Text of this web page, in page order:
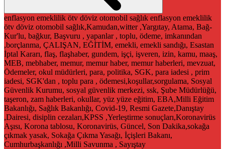
enflasyon emeklilik ötv döviz otomobil sağlık enflasyon emeklilik
ötv döviz otomobil sağlık,Kamudan,witter ,Yargıtay, Atama, Bağ-
Kur'lu, bağkur, Başvuru , yapanlar , toplu, ödeme, imkanından
,borçlanma, ÇALIŞAN, EĞİTİM, emekli, emekli sandığı, Esastan
İptal Kararı, flaş, flaşhaber, gundem, işçi, işveren, izin, kamu, maaş,
MEB, mebhaber, memur, memur haber, memur haberleri, mevzuat,
Ödemeler, okul müdürleri, para, politika, SGK, para iadesi , prim
iadesi, SGK'dan , toplu para , ödemesi,koşullar,sorgulama, Sosyal
Güvenlik Kurumu, sosyal güvenlik merkezi, ssk, Şube Müdürlüğü,
taşeron, zam haberleri, okullar, yüz yüze eğitim, EBA,Milli Eğitim
Bakanlığı, Sağlık Bakanlığı, Covid-19, Resmi Gazete,Danıştay
,Dairesi, disiplin cezaları,KPSS ,Yerleştirme sonuçları,Koronavirüs
Aşısı, Korona tablosu, Koronavirüs, Güncel, Son Dakika,sokağa
çıkmak yasak, Sokağa Çıkma Yasağı, İçişleri Bakanı,
Cumhurbaşkanlığı ,Milli Savunma , Sayıştay